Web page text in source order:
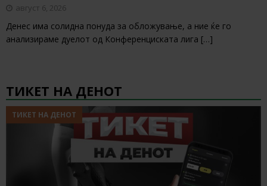
август 6, 2026
Денес има солидна понуда за обложување, а ние ќе го
анализираме дуелот од Конференциската лига […]
ТИКЕТ НА ДЕНОТ
ТИКЕТ НА ДЕНОТ